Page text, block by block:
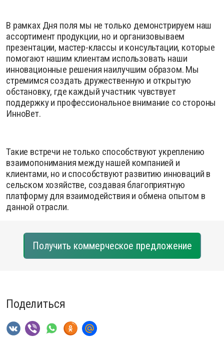
В рамках Дня поля мы не только демонстрируем наш
ассортимент продукции, но и организовываем
презентации, мастер-классы и консультации, которые
помогают нашим клиентам использовать наши
инновационные решения наилучшим образом. Мы
стремимся создать дружественную и открытую
обстановку, где каждый участник чувствует
поддержку и профессиональное внимание со стороны
ИнноВет.
Такие встречи не только способствуют укреплению
взаимопонимания между нашей компанией и
клиентами, но и способствуют развитию инноваций в
сельском хозяйстве, создавая благоприятную
платформу для взаимодействия и обмена опытом в
данной отрасли.
Получить коммерческое предложение
Поделиться